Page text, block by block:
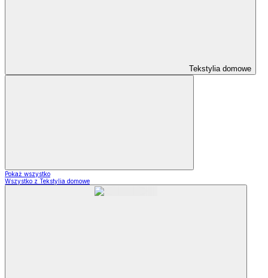
Tekstylia domowe
Pokaż wszystko
Wszystko z Tekstylia domowe